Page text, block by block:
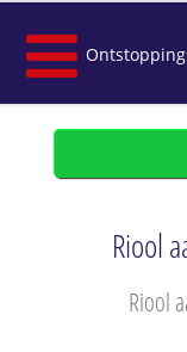
Riool
Riool